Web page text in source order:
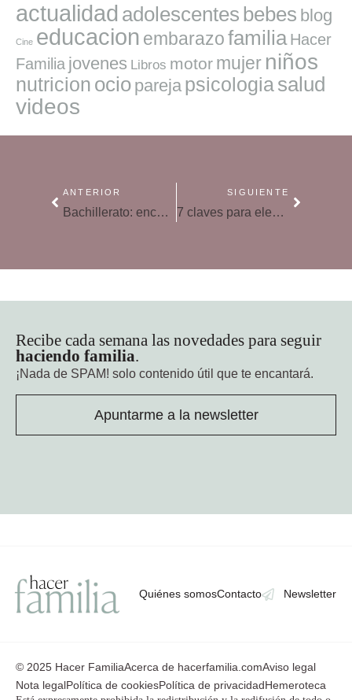
actualidad adolescentes bebes blog
Cine educacion embarazofamilia Hacer
Familia jovenes Libros motor mujer niños
nutricion ocio pareja psicologiasalud
videos
ANTERIOR
Bachillerato: encuentra tu vocación profesional
SIGUIENTE
7 claves para elegir carrera y futuro profesional
Recibe cada semana las novedades para seguir
haciendo familia.
¡Nada de SPAM! solo contenido útil que te encantará.
Apuntarme a la newsletter
Quiénes somosContacto Newsletter
© 2025 Hacer FamiliaAcerca de hacerfamilia.comAviso legal
Nota legalPolítica de cookiesPolítica de privacidadHemeroteca